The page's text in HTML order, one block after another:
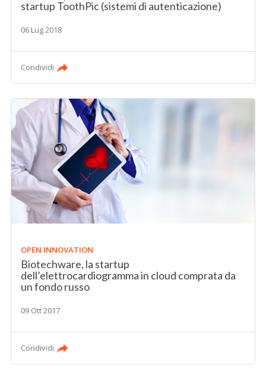
startup ToothPic (sistemi di autenticazione)
06 Lug 2018
Condividi
OPEN INNOVATION
Biotechware, la startup
dell’elettrocardiogramma in cloud comprata da
un fondo russo
09 Ott 2017
Condividi